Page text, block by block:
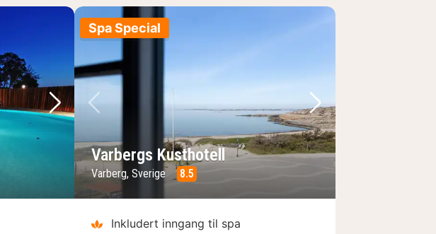
Neste bilde
Spa Special
Forrige bilde
Neste bilde
Varbergs Kusthotell
Varberg, Sverige 8.5
Inkludert inngang til spa